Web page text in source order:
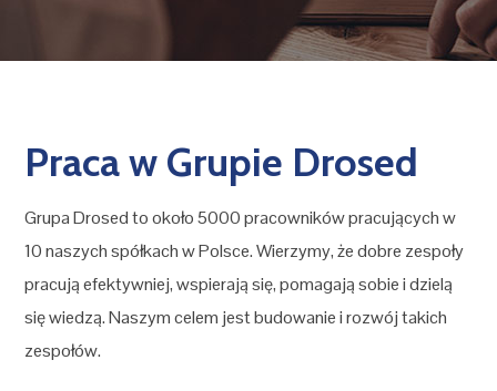
Praca w Grupie Drosed
Grupa Drosed to około 5000 pracowników pracujących w
10 naszych spółkach w Polsce. Wierzymy, że dobre zespoły
pracują efektywniej, wspierają się, pomagają sobie i dzielą
się wiedzą. Naszym celem jest budowanie i rozwój takich
zespołów.